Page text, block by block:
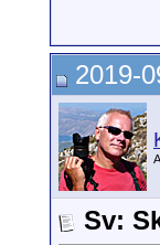
2019-
Sv: